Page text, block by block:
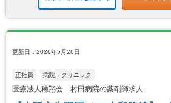
更新日：2026年5月26日
正社員 病院・クリニック
医療法人穂翔会 村田病院の薬剤師求人